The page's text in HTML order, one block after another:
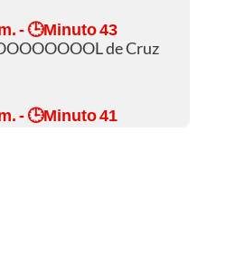
- 🕒Minuto 43
de Cruz
- 🕒Minuto 41